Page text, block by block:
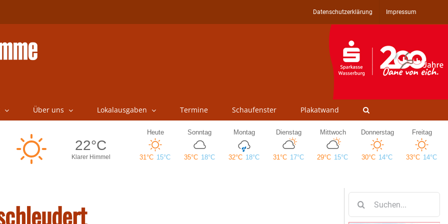
Datenschutzerklärung Impressum
Über uns Lokalausgaben Termine Schaufenster Plakatwand
nach: